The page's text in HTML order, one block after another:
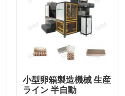
小型卵箱製造機械 生産
ライン 半自動